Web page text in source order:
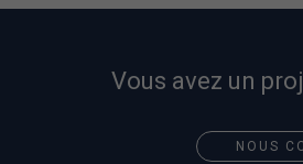
Vous avez un
NOUS